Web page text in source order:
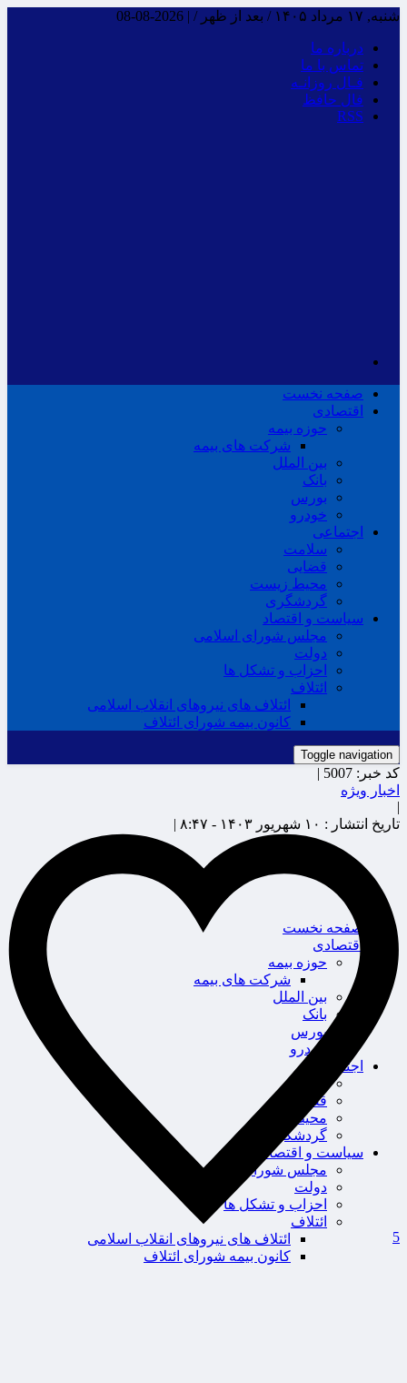
شنبه, ۱۷ مرداد ۱۴۰۵ / بعد از ظهر / |
2026-08-08
درباره ما
تماس با ما
فـال روزانـه
فال حافظ
RSS
صفحه نخست
اقتصادی
حوزه بیمه
شرکت های بیمه
بین الملل
بانک
بورس
خودرو
اجتماعی
سلامت
قضایی
محیط زیست
گردشگری
سیاست و اقتصاد
مجلس شورای اسلامی
دولت
احزاب و تشکل ها
ائتلاف
ائتلاف های نیروهای انقلاب اسلامی
کانون بیمه شورای ائتلاف
Toggle navigation
صفحه نخست
اقتصادی
حوزه بیمه
شرکت های بیمه
بین الملل
بانک
بورس
خودرو
اجتماعی
سلامت
قضایی
محیط زیست
گردشگری
سیاست و اقتصاد
مجلس شورای اسلامی
دولت
احزاب و تشکل ها
ائتلاف
ائتلاف های نیروهای انقلاب اسلامی
کانون بیمه شورای ائتلاف
کد خبر: 5007 |
اخبار ویژه
|
تاریخ انتشار : ۱۰ شهریور ۱۴۰۳ - ۸:۴۷ |
5